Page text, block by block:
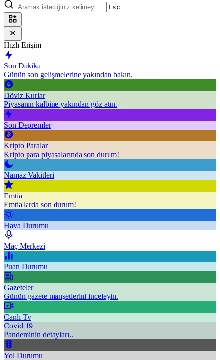
Esc
Hızlı Erişim
Son Dakika
Günün son gelişmelerine yakından bakın.
Döviz Kurlar
Piyasanın kalbine yakından göz atın.
Son Depremler
Kripto Paralar
Kripto para piyasalarında son durum!
Namaz Vakitleri
Emtia
Emtia'larda son durum!
Hava Durumu
Maç Merkezi
Puan Durumu
Gazeteler
Günün gazete manşetlerini inceleyin.
Canlı Tv
Covid 19
Pandeminin detayları..
Yol Durumu